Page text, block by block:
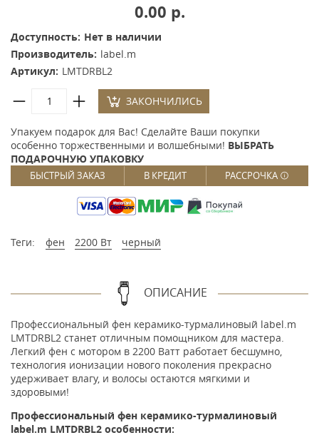
0.00 р.
Доступность: Нет в наличии
Производитель: label.m
Артикул: LMTDRBL2
ЗАКОНЧИЛИСЬ
Упакуем подарок для Вас! Сделайте Ваши покупки
особенно торжественными и волшебными! ВЫБРАТЬ
ПОДАРОЧНУЮ УПАКОВКУ
БЫСТРЫЙ ЗАКАЗ В КРЕДИТ РАССРОЧКА
Теги: фен 2200 Вт черный
ОПИСАНИЕ
Профессиональный фен керамико-турмалиновый label.m
LMTDRBL2 станет отличным помощником для мастера.
Легкий фен с мотором в 2200 Ватт работает бесшумно,
технология ионизации нового поколения прекрасно
удерживает влагу, и волосы остаются мягкими и
здоровыми!
Профессиональный фен керамико-турмалиновый
label.m LMTDRBL2 особенности: